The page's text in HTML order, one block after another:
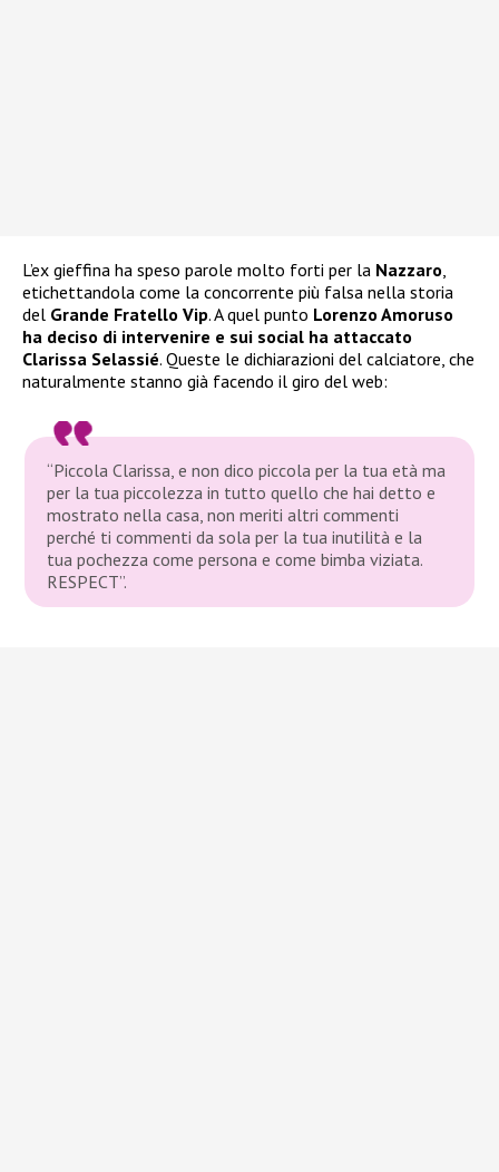
L’ex gieffina ha speso parole molto forti per la Nazzaro,
etichettandola come la concorrente più falsa nella storia
del Grande Fratello Vip. A quel punto Lorenzo Amoruso
ha deciso di intervenire e sui social ha attaccato
Clarissa Selassié. Queste le dichiarazioni del calciatore, che
naturalmente stanno già facendo il giro del web:
“Piccola Clarissa, e non dico piccola per la tua età ma
per la tua piccolezza in tutto quello che hai detto e
mostrato nella casa, non meriti altri commenti
perché ti commenti da sola per la tua inutilità e la
tua pochezza come persona e come bimba viziata.
RESPECT”.